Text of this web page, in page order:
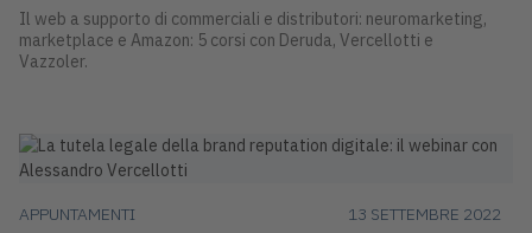
Il web a supporto di commerciali e distributori: neuromarketing,
marketplace e Amazon: 5 corsi con Deruda, Vercellotti e
Vazzoler.
APPUNTAMENTI 13 SETTEMBRE 2022